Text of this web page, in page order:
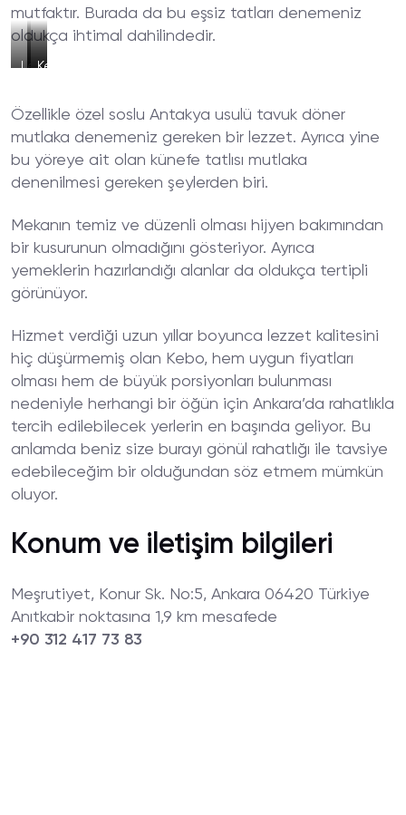
mutfaktır. Burada da bu eşsiz tatları denemeniz
oldukça ihtimal dahilindedir.
LezizKebo
Kebo
Özellikle özel soslu Antakya usulü tavuk döner
mutlaka denemeniz gereken bir lezzet. Ayrıca yine
bu yöreye ait olan künefe tatlısı mutlaka
denenilmesi gereken şeylerden biri.
Mekanın temiz ve düzenli olması hijyen bakımından
bir kusurunun olmadığını gösteriyor. Ayrıca
yemeklerin hazırlandığı alanlar da oldukça tertipli
görünüyor.
Hizmet verdiği uzun yıllar boyunca lezzet kalitesini
hiç düşürmemiş olan Kebo, hem uygun fiyatları
olması hem de büyük porsiyonları bulunması
nedeniyle herhangi bir öğün için Ankara’da rahatlıkla
tercih edilebilecek yerlerin en başında geliyor. Bu
anlamda beniz size burayı gönül rahatlığı ile tavsiye
edebileceğim bir olduğundan söz etmem mümkün
oluyor.
Konum ve iletişim bilgileri
Meşrutiyet, Konur Sk. No:5, Ankara 06420 Türkiye
Anıtkabir noktasına 1,9 km mesafede
+90 312 417 73 83